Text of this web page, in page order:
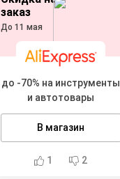
заказ
До 11 мая
до -70% на инструменты
и автотовары
В магазин
1 2